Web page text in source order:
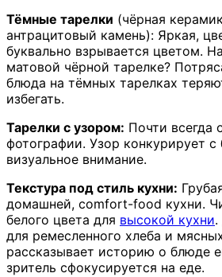
Тёмные тарелки (чёрная
антрацитовый камень): Яркая,
буквально взрывается цветом.
матовой чёрной тарелке?
блюда на тёмных тарелках
избегать.
Тарелки с узором: Почти всегда
фотографии. Узор конкурирует
визуальное внимание.
Текстура под стиль кухни:
домашней, comfort-food кухни.
белого цвета для высокой кухни.
для ремесленного хлеба и
рассказывает историю о блюде
зритель сфокусируется на еде.